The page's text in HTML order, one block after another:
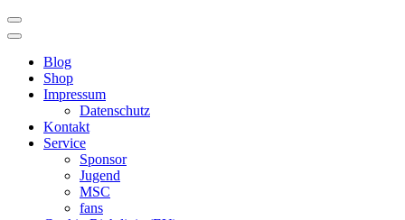
Blog
Shop
Impressum
Datenschutz
Kontakt
Service
Sponsor
Jugend
MSC
fans